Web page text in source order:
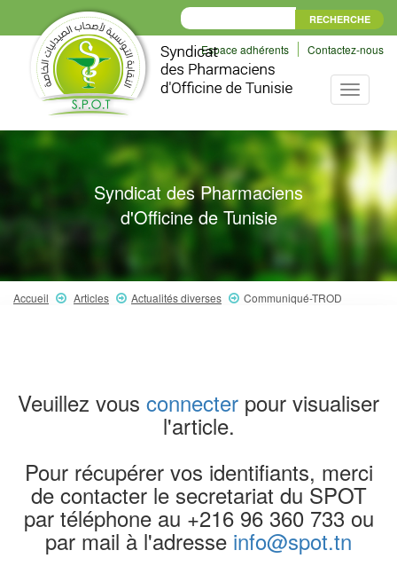
Espace adhérents Contactez-nous
Toggle
Syndicat des Pharmaciens
d'Officine de Tunisie
Accueil Articles Actualités diverses Communiqué-TROD
Veuillez vous connecter pour visualiser
l'article.
Pour récupérer vos identifiants, merci
de contacter le secretariat du SPOT
par téléphone au +216 96 360 733 ou
par mail à l'adresse info@spot.tn